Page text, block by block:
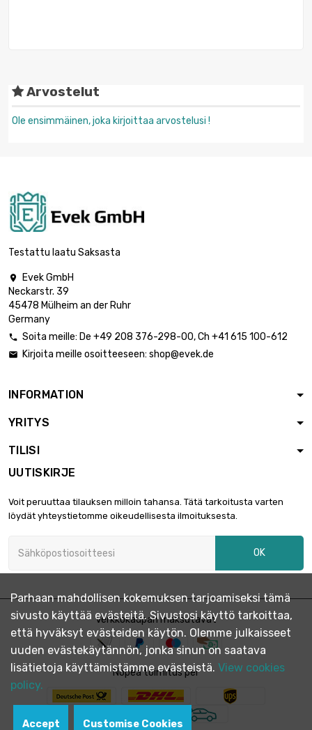
Arvostelut
Ole ensimmäinen, joka kirjoittaa arvostelusi !
Testattu laatu Saksasta

Evek GmbH
Neckarstr. 39
45478 Mülheim an der Ruhr
Germany
 Soita meille: De +49 208 376-298-00, Ch +41 615 100-612
 Kirjoita meille osoitteeseen: shop@evek.de
INFORMATION
YRITYS
TILISI
UUTISKIRJE
Voit peruuttaa tilauksen milloin tahansa. Tätä tarkoitusta varten
löydät yhteystietomme oikeudellisesta ilmoituksesta.
OK
Verkkokaupan maksutavat
Nopea toimitus per
Parhaan mahdollisen kokemuksen tarjoamiseksi tämä
sivusto käyttää evästeitä. Sivustosi käyttö tarkoittaa,
että hyväksyt evästeiden käytön. Olemme julkaisseet
uuden evästekäytännön, jonka sinun on saatava
lisätietoja käyttämistämme evästeistä. View cookies
policy.
Accept Customise Cookies